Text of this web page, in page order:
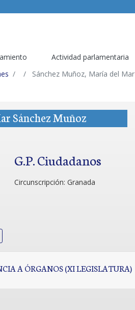
Actividad parlamentaria
Sánchez Muñoz, María del Mar
Sánchez Muñoz
G.P. Ciudadanos
Circunscripción: Granada
A ÓRGANOS (XI LEGISLATURA)